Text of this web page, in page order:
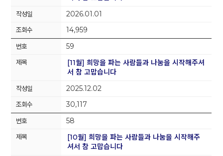
2026.01.01
14,959
59
[11월] 희망을 파는 사람들과 나눔을 시작해주셔
서 참 고맙습니다
2025.12.02
30,117
58
[10월] 희망을 파는 사람들과 나눔을 시작해주
셔서 참 고맙습니다